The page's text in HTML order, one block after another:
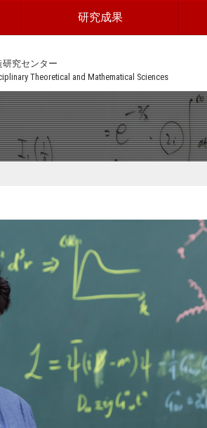
研究成果
究センター
Theoretical and Mathematical Sciences